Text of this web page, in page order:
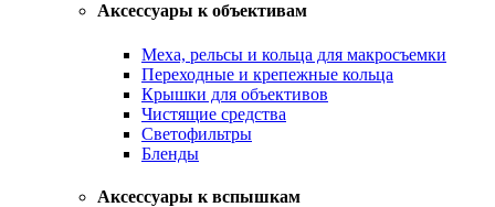
Аксессуары к объективам
Меха, рельсы и кольца для макросъемки
Переходные и крепежные кольца
Крышки для объективов
Чистящие средства
Светофильтры
Бленды
Аксессуары к вспышкам